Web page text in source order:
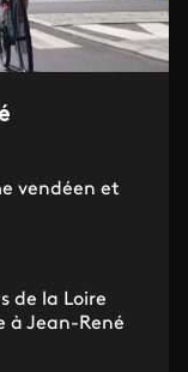
vendéen et
de la Loire
à Jean-René